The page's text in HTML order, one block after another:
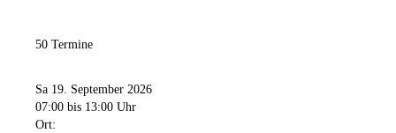
50 Termine
Sa 19. September 2026
07:00 bis 13:00 Uhr
Ort: